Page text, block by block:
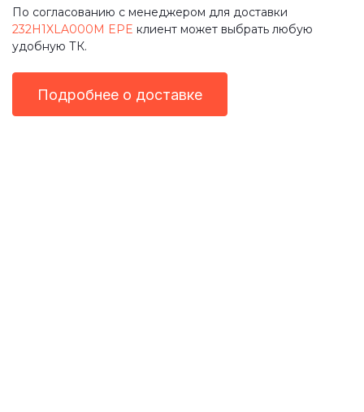
По согласованию с менеджером для доставки
232H1XLA000M EPE клиент может выбрать любую
удобную ТК.
Подробнее о доставке